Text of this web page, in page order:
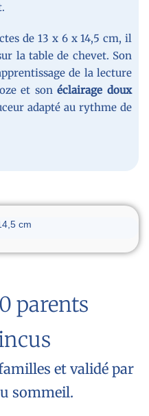
de 13 x 6 x 14,5 cm, il
la table de chevet. Son
de la lecture
et sonéclairage doux
adapté au rythme de
du réveil
cm
parents
et validé par
sommeil.